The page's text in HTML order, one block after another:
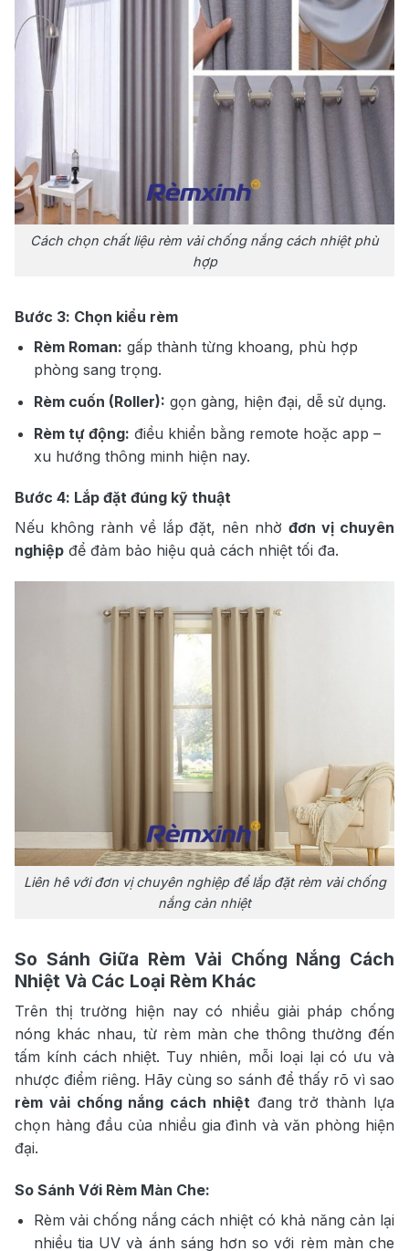
Cách chọn chất liệu rèm vải chống nắng cách nhiệt phù
hợp
Bước 3: Chọn kiểu rèm
Rèm Roman: gấp thành từng khoang, phù hợp
phòng sang trọng.
Rèm cuốn (Roller): gọn gàng, hiện đại, dễ sử dụng.
Rèm tự động: điều khiển bằng remote hoặc app –
xu hướng thông minh hiện nay.
Bước 4: Lắp đặt đúng kỹ thuật
Nếu không rành về lắp đặt, nên nhờđơn vị chuyên
nghiệp để đảm bảo hiệu quả cách nhiệt tối đa.
Liên hê với đơn vị chuyên nghiệp để lắp đặt rèm vải chống
nắng cản nhiệt
So Sánh Giữa Rèm Vải Chống Nắng Cách
Nhiệt Và Các Loại Rèm Khác
Trên thị trường hiện nay có nhiều giải pháp chống
nóng khác nhau, từ rèm màn che thông thường đến
tấm kính cách nhiệt. Tuy nhiên, mỗi loại lại có ưu và
nhược điểm riêng. Hãy cùng so sánh để thấy rõ vì sao
rèm vải chống nắng cách nhiệtđang trở thành lựa
chọn hàng đầu của nhiều gia đình và văn phòng hiện
đại.
So Sánh Với Rèm Màn Che:
Rèm vải chống nắng cách nhiệt có khả năng cản lại
nhiều tia UV và ánh sáng hơn so với rèm màn che